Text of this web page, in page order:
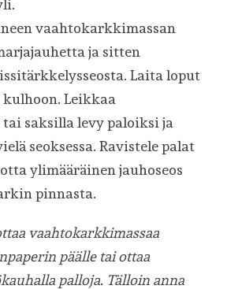
vaahtokarkkimassan
ja sitten
Laita loput
kulhoon. Leikkaa
saksilla levy paloiksi ja
seoksessa. Ravistele palat
ylimääräinen jauhoseos
pinnasta.
vaahtokarkkimassaa
päälle tai ottaa
palloja. Tälloin anna